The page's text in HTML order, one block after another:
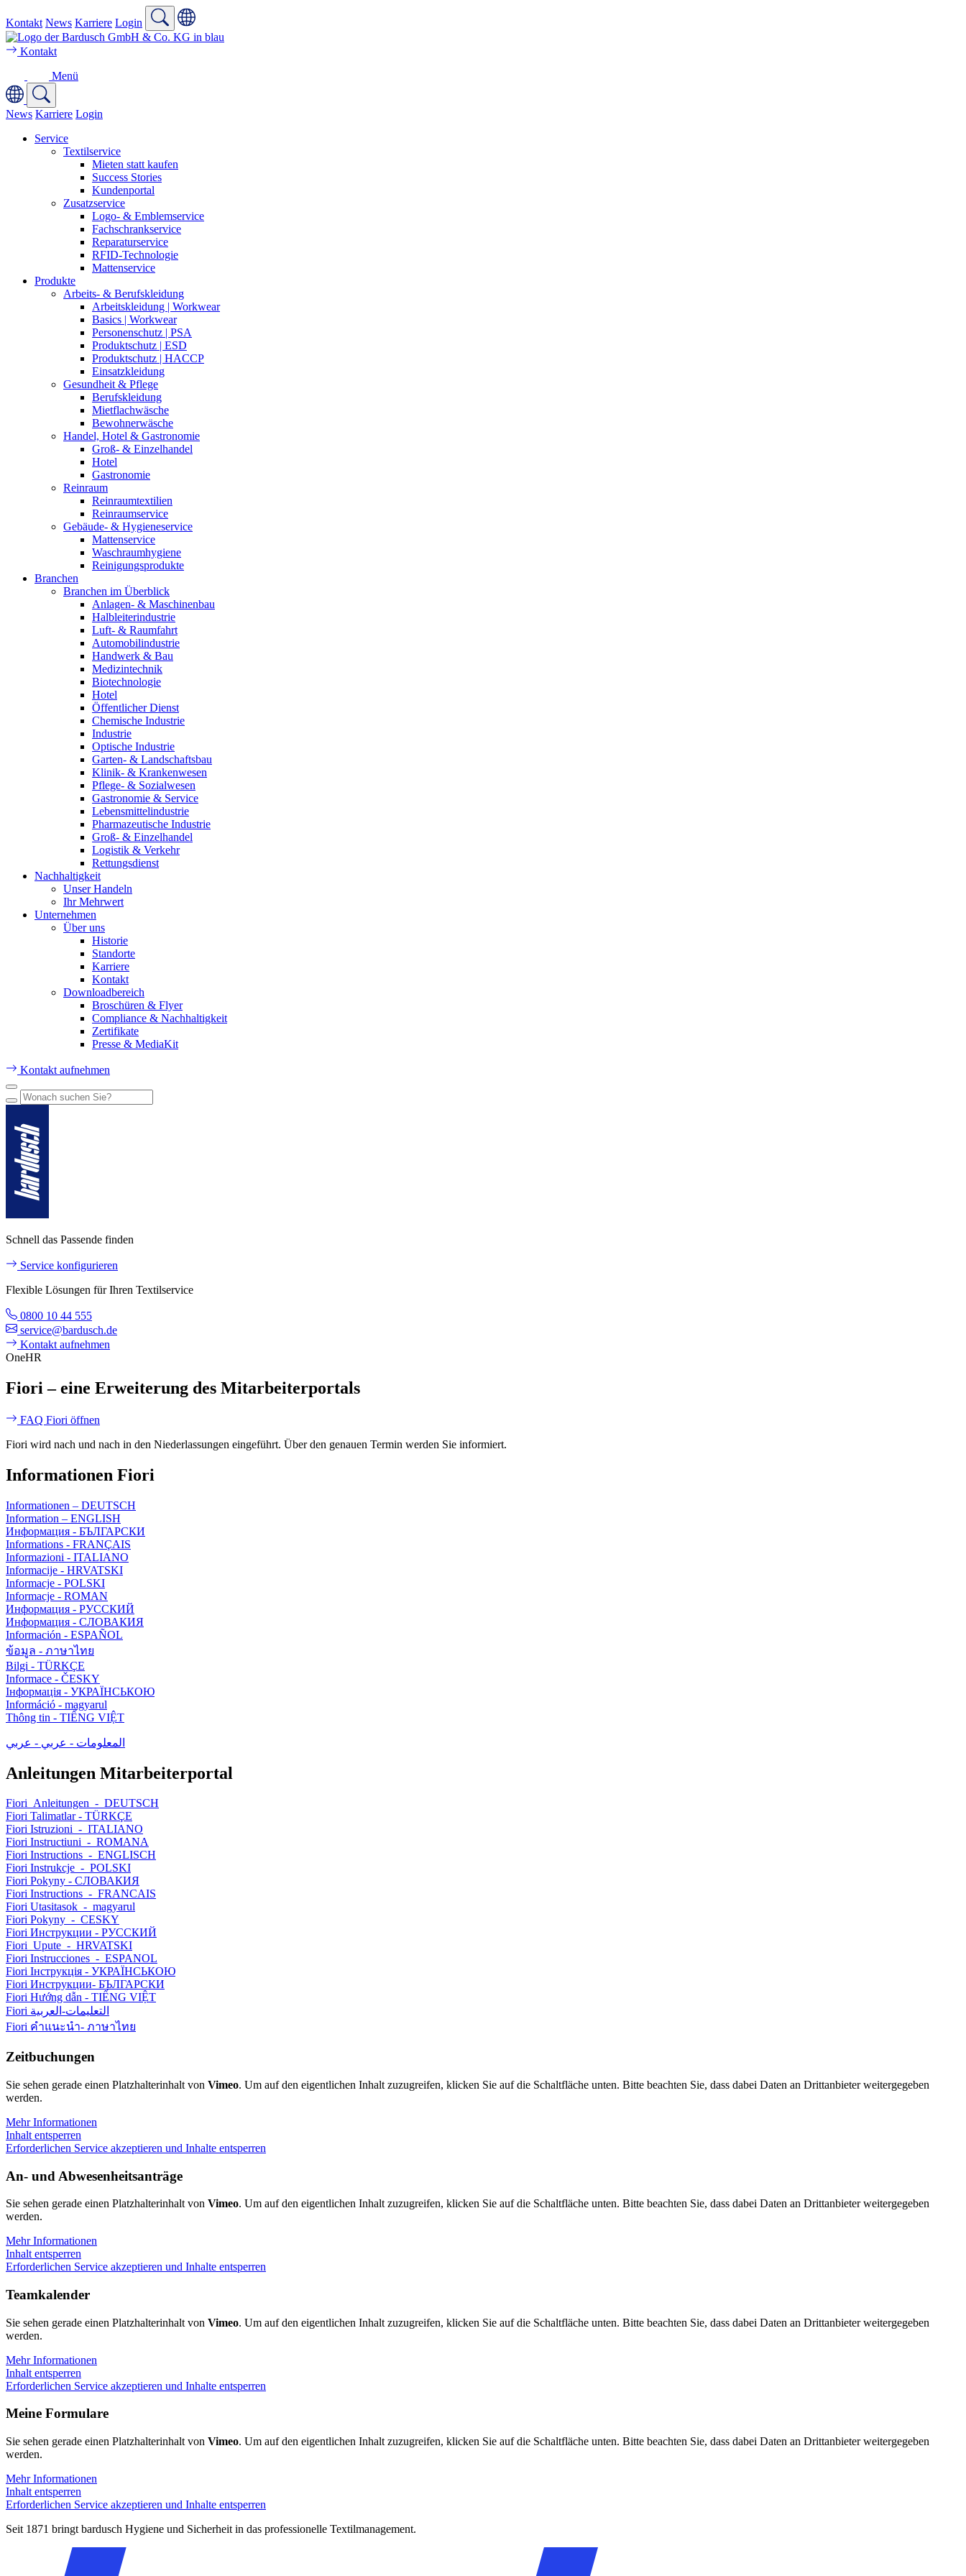
Kontakt News Karriere Login
Kontakt
Menü
News Karriere Login
Service
Textilservice
Mieten statt kaufen
Success Stories
Kundenportal
Zusatzservice
Logo- & Emblemservice
Fachschrankservice
Reparaturservice
RFID-Technologie
Mattenservice
Produkte
Arbeits- & Berufskleidung
Arbeitskleidung | Workwear
Basics | Workwear
Personenschutz | PSA
Produktschutz | ESD
Produktschutz | HACCP
Einsatzkleidung
Gesundheit & Pflege
Berufskleidung
Mietflachwäsche
Bewohnerwäsche
Handel, Hotel & Gastronomie
Groß- & Einzelhandel
Hotel
Gastronomie
Reinraum
Reinraumtextilien
Reinraumservice
Gebäude- & Hygieneservice
Mattenservice
Waschraumhygiene
Reinigungsprodukte
Branchen
Branchen im Überblick
Anlagen- & Maschinenbau
Halbleiterindustrie
Luft- & Raumfahrt
Automobilindustrie
Handwerk & Bau
Medizintechnik
Biotechnologie
Hotel
Öffentlicher Dienst
Chemische Industrie
Industrie
Optische Industrie
Garten- & Landschaftsbau
Klinik- & Krankenwesen
Pflege- & Sozialwesen
Gastronomie & Service
Lebensmittelindustrie
Pharmazeutische Industrie
Groß- & Einzelhandel
Logistik & Verkehr
Rettungsdienst
Nachhaltigkeit
Unser Handeln
Ihr Mehrwert
Unternehmen
Über uns
Historie
Standorte
Karriere
Kontakt
Downloadbereich
Broschüren & Flyer
Compliance & Nachhaltigkeit
Zertifikate
Presse & MediaKit
Kontakt aufnehmen
Schnell das Passende finden
Service konfigurieren
Flexible Lösungen für Ihren Textilservice
0800 10 44 555
service@bardusch.de
Kontakt aufnehmen
OneHR
Fiori – eine Erweiterung des Mitarbeiterportals
FAQ Fiori öffnen
Fiori wird nach und nach in den Niederlassungen eingeführt. Über den genauen Termin werden Sie informiert.
Informationen Fiori
Informationen – DEUTSCH
Information – ENGLISH
Информация - БЪЛГАРСКИ
Informations - FRANÇAIS
Informazioni - ITALIANO
Informacije - HRVATSKI
Informacje - POLSKI
Informacje - ROMAN
Информация - РУССКИЙ
Информация - СЛОВАКИЯ
Información - ESPAÑOL
ข้อมูล - ภาษาไทย
Bilgi - TÜRKÇE
Informace - ČESKY
Інформація - УКРАЇНСЬКОЮ
Információ - magyarul
Thông tin - TIẾNG VIỆT
المعلومات - عربي - عربي
Anleitungen Mitarbeiterportal
Fiori_Anleitungen_-_DEUTSCH
Fiori Talimatlar - TÜRKÇE
Fiori Istruzioni_-_ITALIANO
Fiori Instructiuni_-_ROMANA
Fiori Instructions_-_ENGLISCH
Fiori Instrukcje_-_POLSKI
Fiori Pokyny - СЛОВАКИЯ
Fiori Instructions_-_FRANCAIS
Fiori Utasitasok_-_magyarul
Fiori Pokyny_-_CESKY
Fiori Инструкции - РУССКИЙ
Fiori_Upute_-_HRVATSKI
Fiori Instrucciones_-_ESPANOL
Fiori Інструкція - УКРАЇНСЬКОЮ
Fiori Инструкции- БЪЛГАРСКИ
Fiori Hướng dẫn - TIẾNG VIỆT
Fiori التعليمات-العربية
Fiori คำแนะนำ- ภาษาไทย
Zeitbuchungen
Sie sehen gerade einen Platzhalterinhalt von Vimeo. Um auf den eigentlichen Inhalt zuzugreifen, klicken Sie auf die Schaltfläche unten. Bitte beachten Sie, dass dabei Daten an Drittanbieter weitergegeben
werden.
Mehr Informationen
Inhalt entsperren
Erforderlichen Service akzeptieren und Inhalte entsperren
An- und Abwesenheitsanträge
Sie sehen gerade einen Platzhalterinhalt von Vimeo. Um auf den eigentlichen Inhalt zuzugreifen, klicken Sie auf die Schaltfläche unten. Bitte beachten Sie, dass dabei Daten an Drittanbieter weitergegeben
werden.
Mehr Informationen
Inhalt entsperren
Erforderlichen Service akzeptieren und Inhalte entsperren
Teamkalender
Sie sehen gerade einen Platzhalterinhalt von Vimeo. Um auf den eigentlichen Inhalt zuzugreifen, klicken Sie auf die Schaltfläche unten. Bitte beachten Sie, dass dabei Daten an Drittanbieter weitergegeben
werden.
Mehr Informationen
Inhalt entsperren
Erforderlichen Service akzeptieren und Inhalte entsperren
Meine Formulare
Sie sehen gerade einen Platzhalterinhalt von Vimeo. Um auf den eigentlichen Inhalt zuzugreifen, klicken Sie auf die Schaltfläche unten. Bitte beachten Sie, dass dabei Daten an Drittanbieter weitergegeben
werden.
Mehr Informationen
Inhalt entsperren
Erforderlichen Service akzeptieren und Inhalte entsperren
Seit 1871 bringt bardusch Hygiene und Sicherheit in das professionelle Textilmanagement.